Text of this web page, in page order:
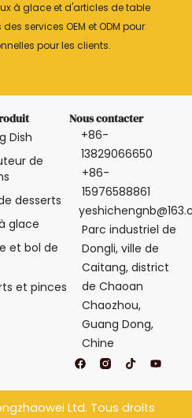
à glace et d'articles de table
services OEM et ODM pour
pour les clients.
Dish
de
desserts
glace
et bol de
et pinces
Nous contacter
+86-
13829066650
+86-
15976588861
Parc industriel de
Dongli, ville de
Caitang, district
de Chaoan
Chaozhou,
Guang Dong,
Chine
F
a
e
b
o
T
i
t
o
k
Y
o
t
Ltd. Tous droits